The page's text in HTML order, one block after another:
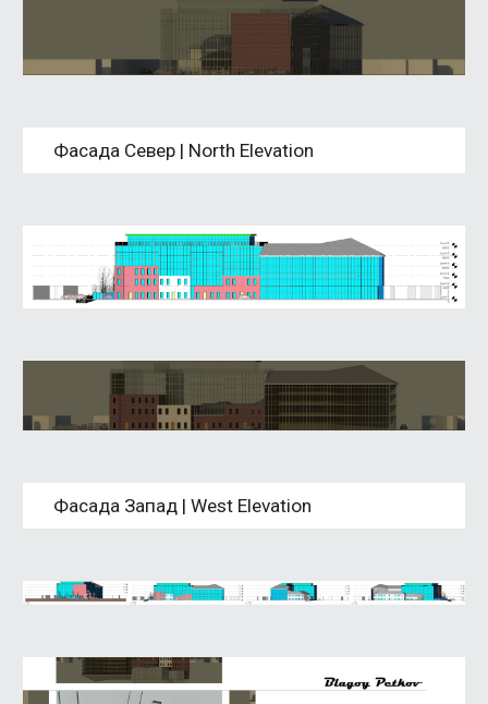
Фасада Север | North Elevation
Фасада Запад | West Elevation